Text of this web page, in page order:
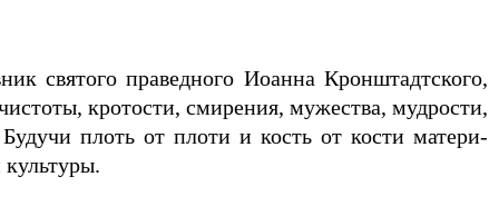
святого праведного Иоанна Кронштадтского,
кротости, смирения, мужества, мудрости,
плоть от плоти и кость от кости матери-